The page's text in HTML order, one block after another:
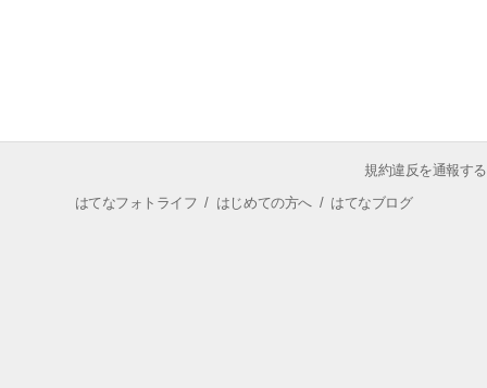
規約違反を通報する
はてなフォトライフ / はじめての方へ/ はてなブログ